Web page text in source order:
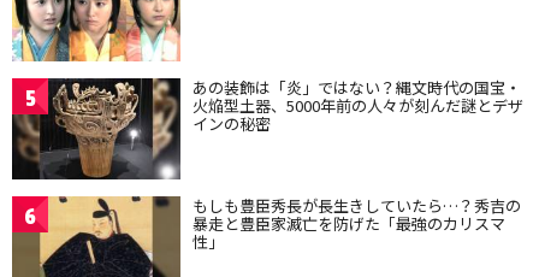
5 あの装飾は「炎」ではない？縄文時代の国宝・
火焔型土器、5000年前の人々が刻んだ謎とデザ
インの秘密
6 もしも豊臣秀長が長生きしていたら…？秀吉の
暴走と豊臣家滅亡を防げた「最強のカリスマ
性」